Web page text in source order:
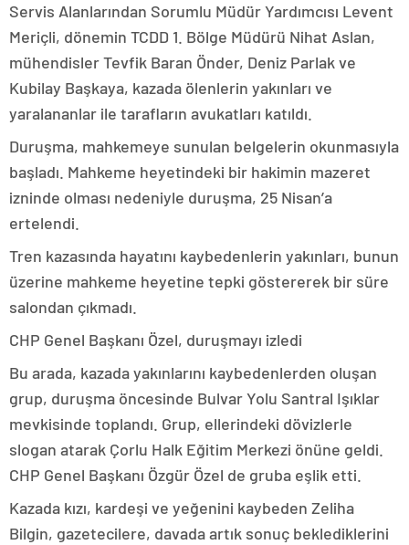
Servis Alanlarından Sorumlu Müdür Yardımcısı Levent
Meriçli, dönemin TCDD 1. Bölge Müdürü Nihat Aslan,
mühendisler Tevfik Baran Önder, Deniz Parlak ve
Kubilay Başkaya, kazada ölenlerin yakınları ve
yaralananlar ile tarafların avukatları katıldı.
Duruşma, mahkemeye sunulan belgelerin okunmasıyla
başladı. Mahkeme heyetindeki bir hakimin mazeret
izninde olması nedeniyle duruşma, 25 Nisan’a
ertelendi.
Tren kazasında hayatını kaybedenlerin yakınları, bunun
üzerine mahkeme heyetine tepki göstererek bir süre
salondan çıkmadı.
CHP Genel Başkanı Özel, duruşmayı izledi
Bu arada, kazada yakınlarını kaybedenlerden oluşan
grup, duruşma öncesinde Bulvar Yolu Santral Işıklar
mevkisinde toplandı. Grup, ellerindeki dövizlerle
slogan atarak Çorlu Halk Eğitim Merkezi önüne geldi.
CHP Genel Başkanı Özgür Özel de gruba eşlik etti.
Kazada kızı, kardeşi ve yeğenini kaybeden Zeliha
Bilgin, gazetecilere, davada artık sonuç beklediklerini